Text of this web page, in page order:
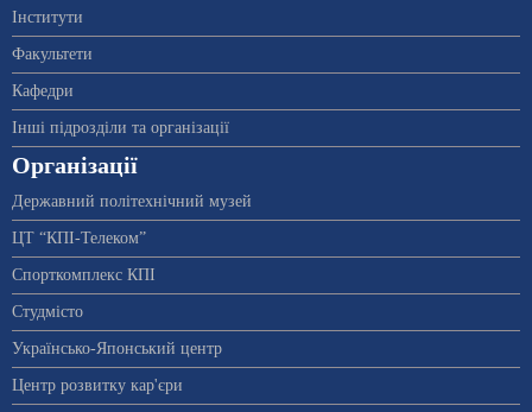
Інститути
Факультети
Кафедри
Інші підрозділи та організації
Організації
Державний політехнічний музей
ЦТ “КПІ-Телеком”
Спорткомплекс КПІ
Студмісто
Українсько-Японський центр
Центр розвитку кар'єри